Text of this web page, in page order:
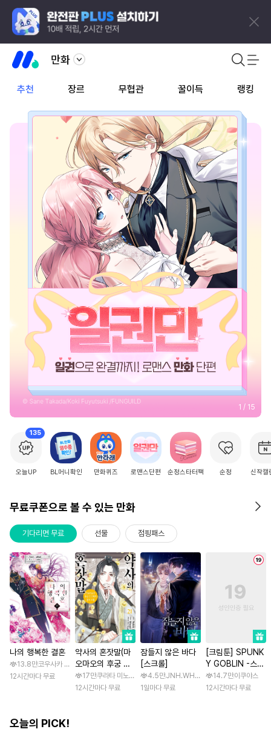
만화
추천 장르 무협관 꿀이득 랭킹
2 / 15
135
오늘UP BL머니확인 만화퀴즈 로맨스단편 순정스타터팩 순정 신작캘
무료쿠폰으로 볼 수 있는 만화
기다리면 무료 선물 점핑패스
나의 행복한 결혼
13.8만코우사카 리토 / 아기토기 아쿠미
12시간마다 무료
약사의 혼잣말(마
오마오의 후궁 수
수께끼 풀이수첩)
17만쿠라타 미노지 / 휴우가 나츠
12시간마다 무료
잠들지 않은 바다
[스크롤]
4.5만JNH.WH Studio / Lasso
1일마다 무료
[크림툰] SPUNK
Y GOBLIN -스펑
키 고블린- [스크
롤]
14.7만이쿠야스
12시간마다 무료
오늘의 PICK!